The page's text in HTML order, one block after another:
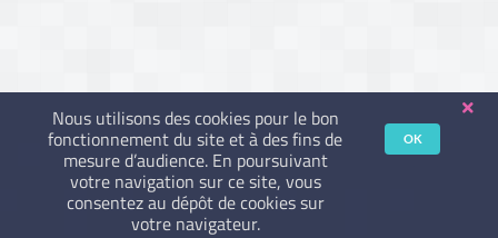
Nous utilisons des cookies pour le bon
fonctionnement du site et à des fins de
mesure d’audience. En poursuivant
votre navigation sur ce site, vous
consentez au dépôt de cookies sur
votre navigateur.
OK